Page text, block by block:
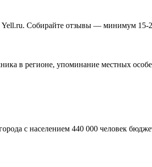
Yell.ru. Собирайте отзывы — минимум 15-
в регионе, упоминание местных
с населением 440 000 человек